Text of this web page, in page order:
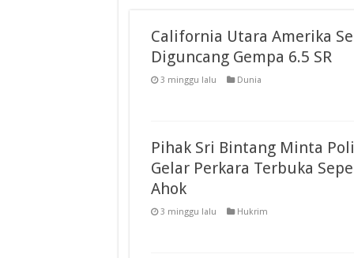
California Utara Amerika
Diguncang Gempa 6.5 SR
3 minggu lalu Dunia
Pihak Sri Bintang Minta
Gelar Perkara Terbuka
Ahok
3 minggu lalu Hukrim